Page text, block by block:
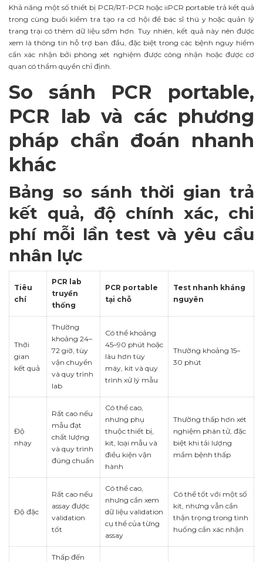
Khả năng một số thiết bị PCR/RT-PCR hoặc iiPCR portable trả kết quả
trong cùng buổi kiểm tra tạo ra cơ hội để bác sĩ thú y hoặc quản lý
trang trại có thêm dữ liệu sớm hơn. Tuy nhiên, kết quả này nên được
xem là thông tin hỗ trợ ban đầu, đặc biệt trong các bệnh nguy hiểm
cần xác nhận bởi phòng xét nghiệm được công nhận hoặc được cơ
quan có thẩm quyền chỉ định.
So sánh PCR portable,
PCR lab và các phương
pháp chẩn đoán nhanh
khác
Bảng so sánh thời gian trả
kết quả, độ chính xác, chi
phí mỗi lần test và yêu cầu
nhân lực
Tiêu
chí
PCR lab
truyền
thống
PCR portable
tại chỗ
Test nhanh kháng
nguyên
Thời
gian
kết quả
Thường
khoảng 24–
72 giờ, tùy
vận chuyển
và quy trình
lab
Có thể khoảng
45–90 phút hoặc
lâu hơn tùy
máy, kit và quy
trình xử lý mẫu
Thường khoảng 15–
30 phút
Độ
nhạy
Rất cao nếu
mẫu đạt
chất lượng
và quy trình
đúng chuẩn
Có thể cao,
nhưng phụ
thuộc thiết bị,
kit, loại mẫu và
điều kiện vận
hành
Thường thấp hơn xét
nghiệm phân tử, đặc
biệt khi tải lượng
mầm bệnh thấp
Độ đặc
Rất cao nếu
assay được
validation
tốt
Có thể cao,
nhưng cần xem
dữ liệu validation
cụ thể của từng
assay
Có thể tốt với một số
kit, nhưng vẫn cần
thận trọng trong tình
huống cần xác nhận
Thấp đến